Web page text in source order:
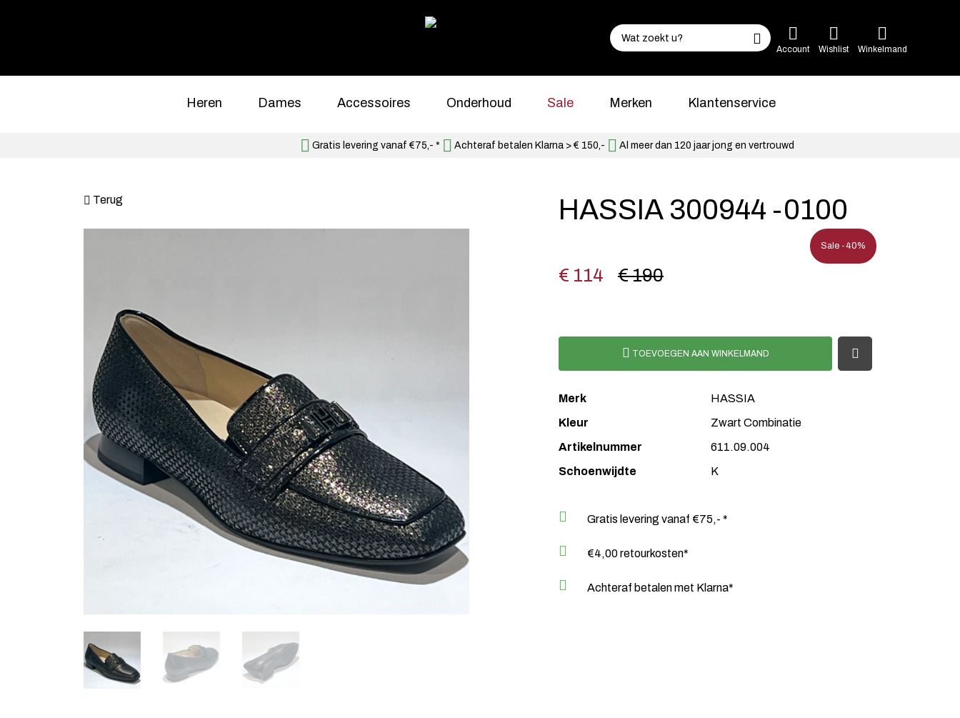
Account Wishlist Winkelmand
Heren Dames Accessoires Onderhoud Sale Merken Klantenservice
Gratis levering vanaf €75,- * Achteraf betalen Klarna > € 150,- Al meer dan 120 jaar jong en vertrouwd
Terug HASSIA 300944 -0100
Sale -40%
€ 190
€ 114
TOEVOEGEN AAN WINKELMAND
Merk
HASSIA
Kleur
Zwart Combinatie
Artikelnummer
611.09.004
Schoenwijdte
K
Gratis levering vanaf €75,- *
€4,00 retourkosten*
Achteraf betalen met Klarna*